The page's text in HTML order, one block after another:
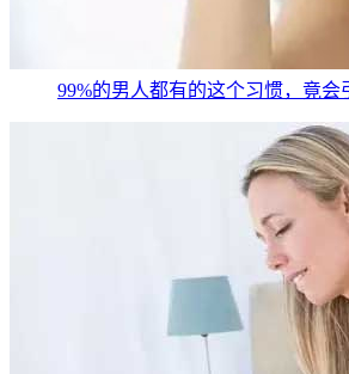
99%的男人都有的这个习惯，竟会